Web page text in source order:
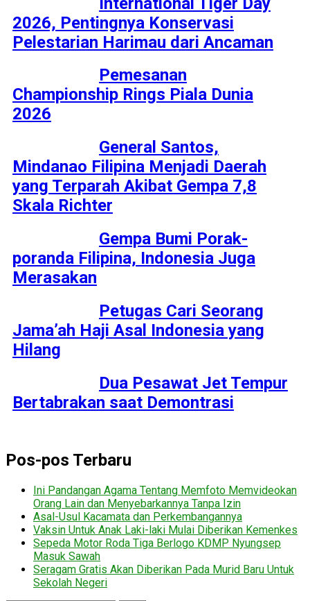
2026, Pentingnya Konservasi
Pelestarian Harimau dari Ancaman
Pemesanan
Championship Rings Piala Dunia
2026
General Santos,
Mindanao Filipina Menjadi Daerah
yang Terparah Akibat Gempa 7,8
Skala Richter
Gempa Bumi Porak-
poranda Filipina, Indonesia Juga
Merasakan
Petugas Cari Seorang
Jama’ah Haji Asal Indonesia yang
Hilang
Dua Pesawat Jet Tempur
Bertabrakan saat Demontrasi
Pos-pos Terbaru
Ini Pandangan Agama Tentang Memfoto Memvideokan
Orang Lain dan Menyebarkannya Tanpa Izin
Asal-Usul Kacamata dan Perkembangannya
Vaksin Untuk Anak Laki-laki Mulai Diberikan Kemenkes
Sepeda Motor Roda Tiga Berlogo KDMP Nyungsep
Masuk Sawah
Seragam Gratis Akan Diberikan Pada Murid Baru Untuk
Sekolah Negeri